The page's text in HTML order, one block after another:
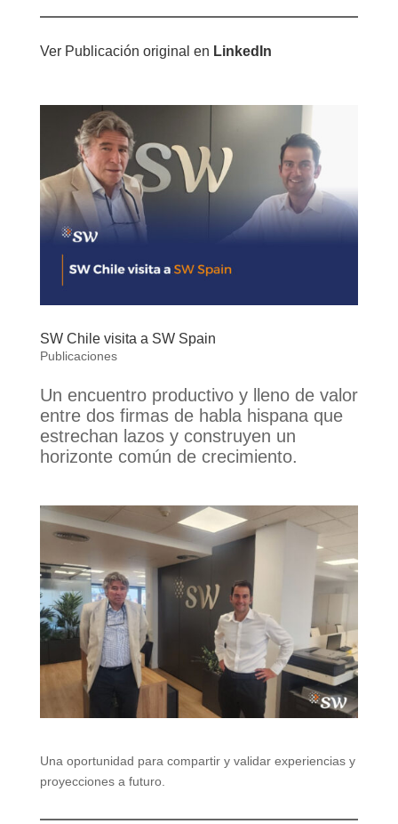
Ver Publicación original en LinkedIn
SW Chile visita a SW Spain
Publicaciones
Un encuentro productivo y lleno de valor
entre dos firmas de habla hispana que
estrechan lazos y construyen un
horizonte común de crecimiento.
Una oportunidad para compartir y validar experiencias y
proyecciones a futuro.